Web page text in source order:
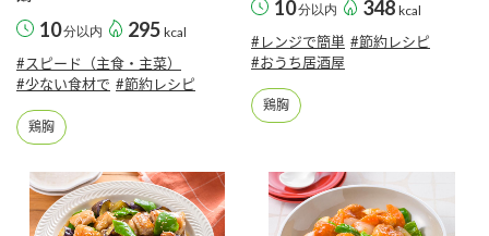
10分以内 295 kcal
#スピード（主食・主菜）
#少ない食材で #節約レシピ
鶏胸
10分以内 348 kcal
#レンジで簡単 #節約レシピ
#おうち居酒屋
鶏胸